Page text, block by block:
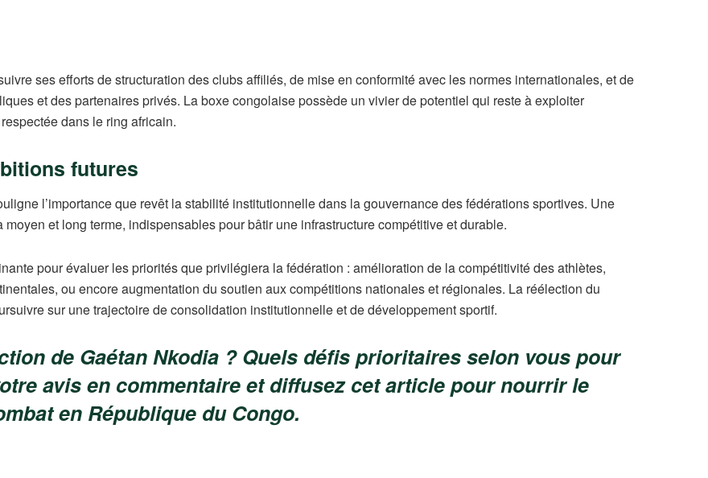
ses efforts de structuration des clubs affiliés, de mise en conformité avec les normes internationales, et de
et des partenaires privés. La boxe congolaise possède un vivier de potentiel qui reste à exploiter
dans le ring africain.
futures
l’importance que revêt la stabilité institutionnelle dans la gouvernance des fédérations sportives. Une
et long terme, indispensables pour bâtir une infrastructure compétitive et durable.
pour évaluer les priorités que privilégiera la fédération : amélioration de la compétitivité des athlètes,
ou encore augmentation du soutien aux compétitions nationales et régionales. La réélection du
sur une trajectoire de consolidation institutionnelle et de développement sportif.
de Gaétan Nkodia ? Quels défis prioritaires selon vous pour
avis en commentaire et diffusez cet article pour nourrir le
en République du Congo.